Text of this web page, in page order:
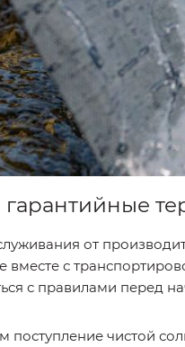
от
вместе с
с правилами перед
поступление чистой